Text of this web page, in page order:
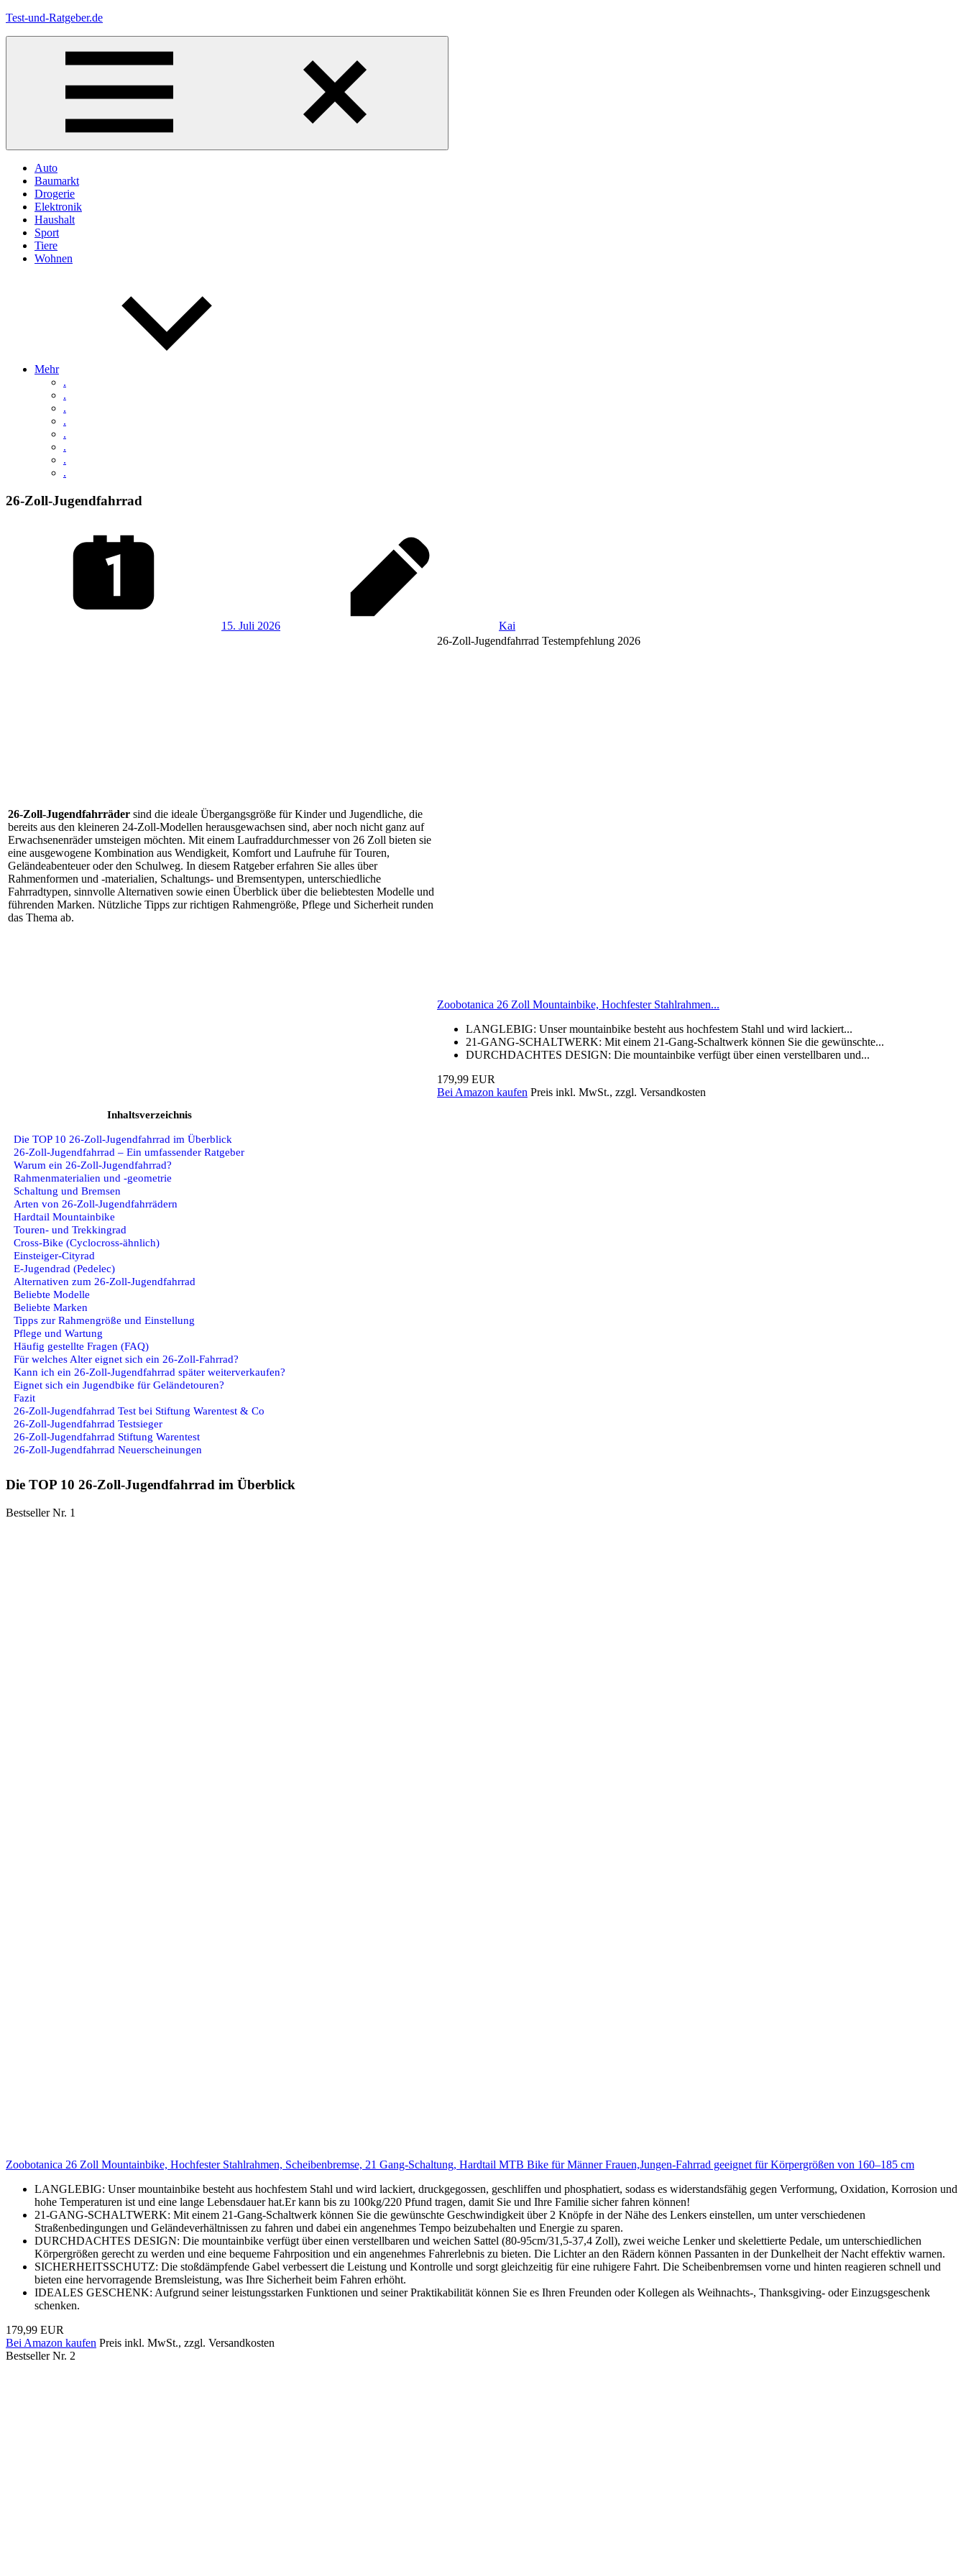
Zum
Test-und-Ratgeber.de
Menü
Auto
Baumarkt
Drogerie
Elektronik
Haushalt
Sport
Tiere
Wohnen
Mehr
.
.
.
.
.
.
.
.
26-Zoll-Jugendfahrrad
15. Juli 2026 Kai
26‑Zoll‑Jugendfahrräder sind die ideale Übergangsgröße für Kinder und Jugendliche, die
bereits aus den kleineren 24‑Zoll‑Modellen herausgewachsen sind, aber noch nicht ganz auf
Erwachsenenräder umsteigen möchten. Mit einem Laufraddurchmesser von 26 Zoll bieten sie
eine ausgewogene Kombination aus Wendigkeit, Komfort und Laufruhe für Touren,
Geländeabenteuer oder den Schulweg. In diesem Ratgeber erfahren Sie alles über
Rahmenformen und -materialien, Schaltungs‑ und Bremsentypen, unterschiedliche
Fahrradtypen, sinnvolle Alternativen sowie einen Überblick über die beliebtesten Modelle und
führenden Marken. Nützliche Tipps zur richtigen Rahmengröße, Pflege und Sicherheit runden
das Thema ab.
26-Zoll-Jugendfahrrad Testempfehlung 2026
Zoobotanica 26 Zoll Mountainbike, Hochfester Stahlrahmen...
LANGLEBIG: Unser mountainbike besteht aus hochfestem Stahl und wird lackiert...
21-GANG-SCHALTWERK: Mit einem 21-Gang-Schaltwerk können Sie die gewünschte...
DURCHDACHTES DESIGN: Die mountainbike verfügt über einen verstellbaren und...
179,99 EUR
Bei Amazon kaufen Preis inkl. MwSt., zzgl. Versandkosten
Inhaltsverzeichnis
Die TOP 10 26-Zoll-Jugendfahrrad im Überblick
26‑Zoll‑Jugendfahrrad – Ein umfassender Ratgeber
Warum ein 26‑Zoll‑Jugendfahrrad?
Rahmenmaterialien und -geometrie
Schaltung und Bremsen
Arten von 26‑Zoll‑Jugendfahrrädern
Hardtail Mountainbike
Touren- und Trekkingrad
Cross‑Bike (Cyclocross‑ähnlich)
Einsteiger‑Cityrad
E‑Jugendrad (Pedelec)
Alternativen zum 26‑Zoll‑Jugendfahrrad
Beliebte Modelle
Beliebte Marken
Tipps zur Rahmengröße und Einstellung
Pflege und Wartung
Häufig gestellte Fragen (FAQ)
Für welches Alter eignet sich ein 26‑Zoll‑Fahrrad?
Kann ich ein 26‑Zoll‑Jugendfahrrad später weiterverkaufen?
Eignet sich ein Jugendbike für Gelände­touren?
Fazit
26-Zoll-Jugendfahrrad Test bei Stiftung Warentest & Co
26-Zoll-Jugendfahrrad Testsieger
26-Zoll-Jugendfahrrad Stiftung Warentest
26-Zoll-Jugendfahrrad Neuerscheinungen
Die TOP 10 26-Zoll-Jugendfahrrad im Überblick
Bestseller Nr. 1
Zoobotanica 26 Zoll Mountainbike, Hochfester Stahlrahmen, Scheibenbremse, 21 Gang-Schaltung, Hardtail MTB Bike für Männer Frauen,Jungen-Fahrrad geeignet für Körpergrößen von 160–185 cm
LANGLEBIG: Unser mountainbike besteht aus hochfestem Stahl und wird lackiert, druckgegossen, geschliffen und phosphatiert, sodass es widerstandsfähig gegen Verformung, Oxidation, Korrosion und
hohe Temperaturen ist und eine lange Lebensdauer hat.Er kann bis zu 100kg/220 Pfund tragen, damit Sie und Ihre Familie sicher fahren können!
21-GANG-SCHALTWERK: Mit einem 21-Gang-Schaltwerk können Sie die gewünschte Geschwindigkeit über 2 Knöpfe in der Nähe des Lenkers einstellen, um unter verschiedenen
Straßenbedingungen und Geländeverhältnissen zu fahren und dabei ein angenehmes Tempo beizubehalten und Energie zu sparen.
DURCHDACHTES DESIGN: Die mountainbike verfügt über einen verstellbaren und weichen Sattel (80-95cm/31,5-37,4 Zoll), zwei weiche Lenker und skelettierte Pedale, um unterschiedlichen
Körpergrößen gerecht zu werden und eine bequeme Fahrposition und ein angenehmes Fahrerlebnis zu bieten. Die Lichter an den Rädern können Passanten in der Dunkelheit der Nacht effektiv warnen.
SICHERHEITSSCHUTZ: Die stoßdämpfende Gabel verbessert die Leistung und Kontrolle und sorgt gleichzeitig für eine ruhigere Fahrt. Die Scheibenbremsen vorne und hinten reagieren schnell und
bieten eine hervorragende Bremsleistung, was Ihre Sicherheit beim Fahren erhöht.
IDEALES GESCHENK: Aufgrund seiner leistungsstarken Funktionen und seiner Praktikabilität können Sie es Ihren Freunden oder Kollegen als Weihnachts-, Thanksgiving- oder Einzugsgeschenk
schenken.
179,99 EUR
Bei Amazon kaufen Preis inkl. MwSt., zzgl. Versandkosten
Bestseller Nr. 2